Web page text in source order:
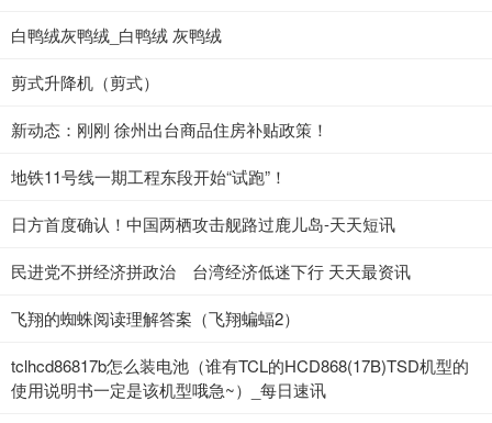
白鸭绒灰鸭绒_白鸭绒 灰鸭绒
剪式升降机（剪式）
新动态：刚刚 徐州出台商品住房补贴政策！
地铁11号线一期工程东段开始“试跑”！
日方首度确认！中国两栖攻击舰路过鹿儿岛-天天短讯
民进党不拼经济拼政治 台湾经济低迷下行 天天最资讯
飞翔的蜘蛛阅读理解答案（飞翔蝙蝠2）
tclhcd86817b怎么装电池（谁有TCL的HCD868(17B)TSD机型的
使用说明书一定是该机型哦急~）_每日速讯